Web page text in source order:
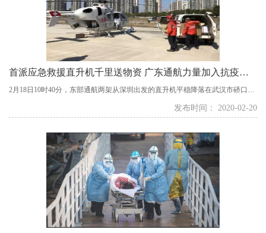
首派应急救援直升机千里送物资 广东通航力量加入抗疫队伍
2月18日10时40分，东部通航两架从深圳出发的直升机平稳降落在武汉市硚口区
汉江湾无人机基地，及时为武汉市中心医院及深圳援鄂医疗队送去一批应急防
疫物资。此次东部通航直升机飞越1060公里进行"点对点"精准运输，突破了陆路
发布时间： 2020-02-20